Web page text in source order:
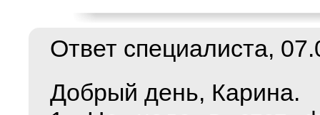
Ответ специалиста,
Добрый день, Карина.